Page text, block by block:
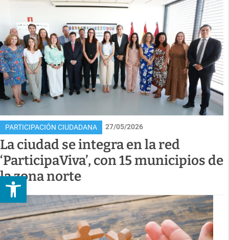
Abrir barra de herramientas
PARTICIPACIÓN CIUDADANA 27/05/2026
La ciudad se integra en la red
‘ParticipaViva’, con 15 municipios de
la zona norte